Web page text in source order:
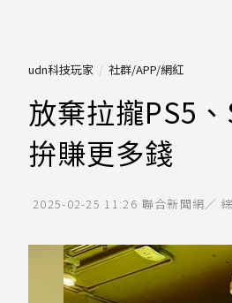
udn科技玩家 社群/APP/網紅
放棄拉攏PS5
拚賺更多錢
2025-02-25 11:26 聯合新聞網／